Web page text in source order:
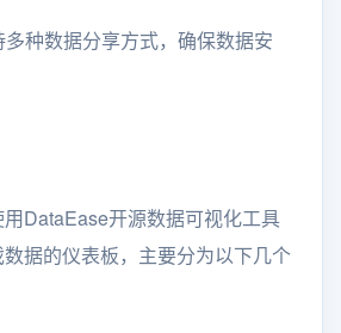
多种数据分享方式，确保数据安
DataEase开源数据可视化工具
据的仪表板，主要分为以下几个